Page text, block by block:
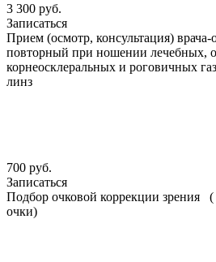
3 300 руб.
Записаться
Прием (осмотр, консультация) врача-
повторный при ношении лечебных,
корнеосклеральных и роговичных
линз
700 руб.
Записаться
Подбор очковой коррекции зрения (
очки)